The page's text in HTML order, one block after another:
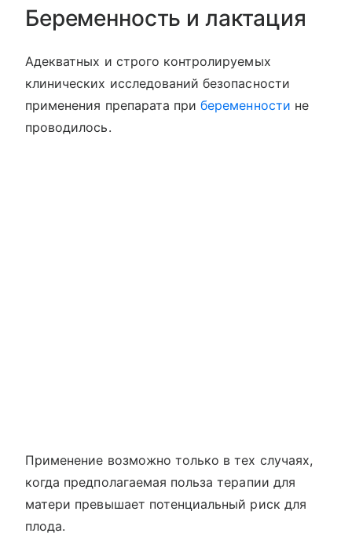
Беременность и лактация
Адекватных и строго контролируемых
клинических исследований безопасности
применения препарата прибеременности не
проводилось.
Применение возможно только в тех случаях,
когда предполагаемая польза терапии для
матери превышает потенциальный риск для
плода.